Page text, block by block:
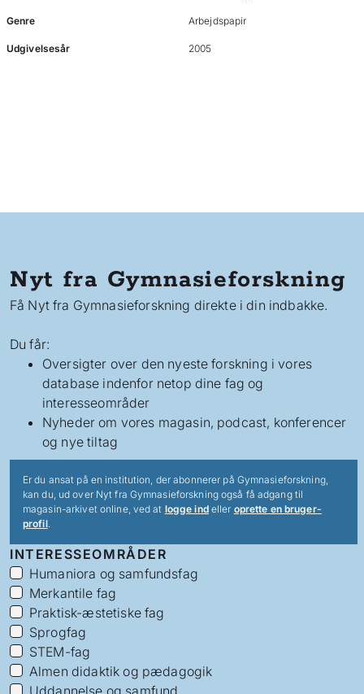
Genre Arbejdspapir
Udgivelsesår 2005
Nyt fra Gymnasieforskning
Få Nyt fra Gymnasieforskning direkte i din indbakke.
Du får:
Oversigter over den nyeste forskning i vores
database indenfor netop dine fag og
interesseområder
Nyheder om vores magasin, podcast, konferencer
og nye tiltag
Er du ansat på en institution, der abonnerer på Gymnasieforskning,
kan du, ud over Nyt fra Gymnasieforskning også få adgang til
magasin-arkivet online, ved at logge indeller oprette en bruger-
profil.
INTERESSEOMRÅDER
Humaniora og samfundsfag
Merkantile fag
Praktisk-æstetiske fag
Sprogfag
STEM-fag
Almen didaktik og pædagogik
Uddannelse og samfund